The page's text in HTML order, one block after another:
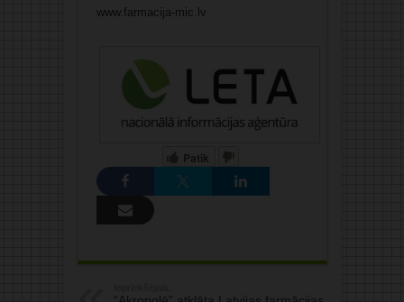
www.farmacija-mic.lv
Patīk